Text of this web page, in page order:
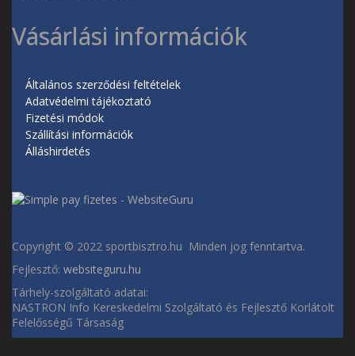
Vásárlási információk
Általános szerződési feltételek
Adatvédelmi tájékoztató
Fizetési módok
Szállítási információk
Álláshirdetés
Copyright © 2022 sportbisztro.hu Minden jog fenntartva.
Fejlesztő: websiteguru.hu
Tárhely-szolgáltató adatai:
NASTRON Info Kereskedelmi Szolgáltató és Fejlesztő Korlátolt
Felelősségű Társaság